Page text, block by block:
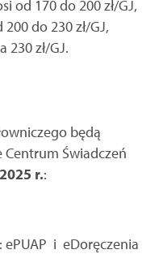
od 170 do 200 zł/GJ,
do 230 zł/GJ,
230 zł/GJ.
będą
Centrum Świadczeń
r.:
i eDoręczenia